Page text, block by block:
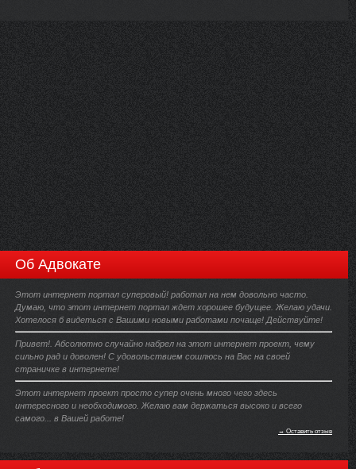
Об Адвокате
Этот интернет портал суперовый! работал на нем довольно часто.
Думаю, что этот интернет портал ждет хорошее будущее. Желаю удачи.
Хотелося б видеться с Вашими новыми работами почаще! Действуйте!
Привет!. Абсолютно случайно набрел на этот интернет проект, чему
сильно рад и доволен! С удовольствием сошлюсь на Вас на своей
страничке в интернете!
Этот интернет проект просто супер очень много чего здесь
интересного и необходимого. Желаю вам держаться высоко и всего
самого... в Вашей работе!
→ Оставить отзыв